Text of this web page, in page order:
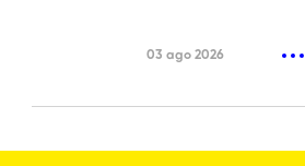
03 ago 2026